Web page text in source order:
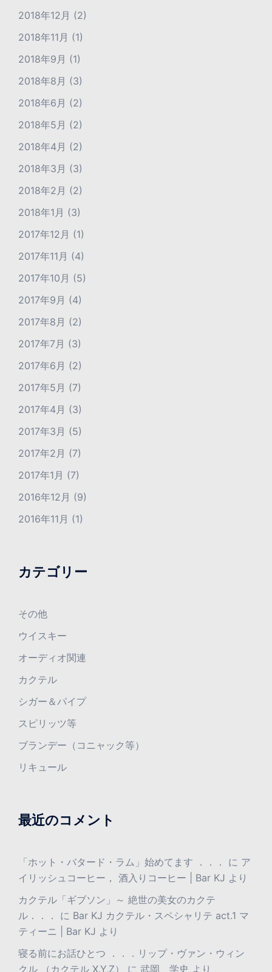
2018年12月 (2)
2018年11月 (1)
2018年9月 (1)
2018年8月 (3)
2018年6月 (2)
2018年5月 (2)
2018年4月 (2)
2018年3月 (3)
2018年2月 (2)
2018年1月 (3)
2017年12月 (1)
2017年11月 (4)
2017年10月 (5)
2017年9月 (4)
2017年8月 (2)
2017年7月 (3)
2017年6月 (2)
2017年5月 (7)
2017年4月 (3)
2017年3月 (5)
2017年2月 (7)
2017年1月 (7)
2016年12月 (9)
2016年11月 (1)
カテゴリー
その他
ウイスキー
オーディオ関連
カクテル
シガー＆パイプ
スピリッツ等
ブランデー（コニャック等）
リキュール
最近のコメント
「ホット・バタード・ラム」始めてます ．．． に ア
イリッシュコーヒー， 酒入りコーヒー | Bar KJ より
カクテル「ギブソン」～ 絶世の美女のカクテ
ル．．．
に Bar KJ カクテル・スペシャリテ act.1 マ
ティーニ | Bar KJ より
寝る前にお話ひとつ ．．．リップ・ヴァン・ウィン
クル （カクテル X.Y.Z）
に 武岡 学史 より